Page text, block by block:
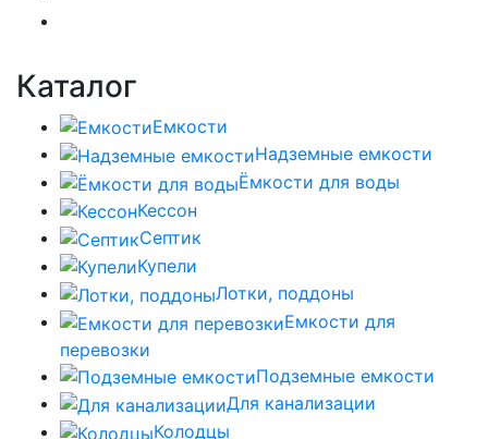
Каталог
Емкости
Надземные емкости
Ёмкости для воды
Кессон
Септик
Купели
Лотки, поддоны
Емкости для
перевозки
Подземные емкости
Для канализации
Колодцы